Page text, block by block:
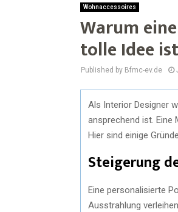
Wohnaccessoires
Warum
tolle Idee ist
Published by Bfmc-ev.de
Als Interior Designer
ansprechend ist. Eine
Hier sind einige
Steigerung
Eine personalisierte
Ausstrahlung